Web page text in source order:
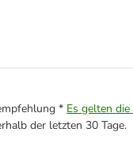
* Es gelten
der letzten 30 Tage.